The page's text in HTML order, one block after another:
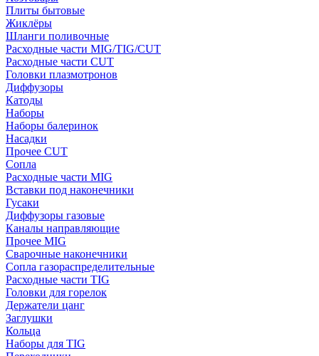
Плиты бытовые
Жиклёры
Шланги поливочные
Расходные части MIG/TIG/CUT
Расходные части CUT
Головки плазмотронов
Диффузоры
Катоды
Наборы
Наборы балеринок
Насадки
Прочее CUT
Сопла
Расходные части MIG
Вставки под наконечники
Гусаки
Диффузоры газовые
Каналы направляющие
Прочее MIG
Сварочные наконечники
Сопла газораспределительные
Расходные части TIG
Головки для горелок
Держатели цанг
Заглушки
Кольца
Наборы для TIG